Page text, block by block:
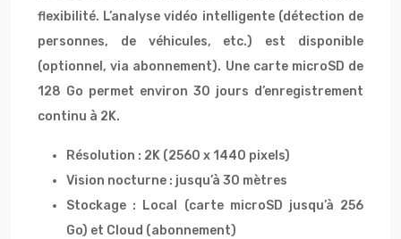
flexibilité. L’analyse vidéo intelligente (détection de
personnes, de véhicules, etc.) est disponible
(optionnel, via abonnement). Une carte microSD de
128 Go permet environ 30 jours d’enregistrement
continu à 2K.
Résolution : 2K (2560 x 1440 pixels)
Vision nocturne : jusqu’à 30 mètres
Stockage : Local (carte microSD jusqu’à 256
Go) et Cloud (abonnement)